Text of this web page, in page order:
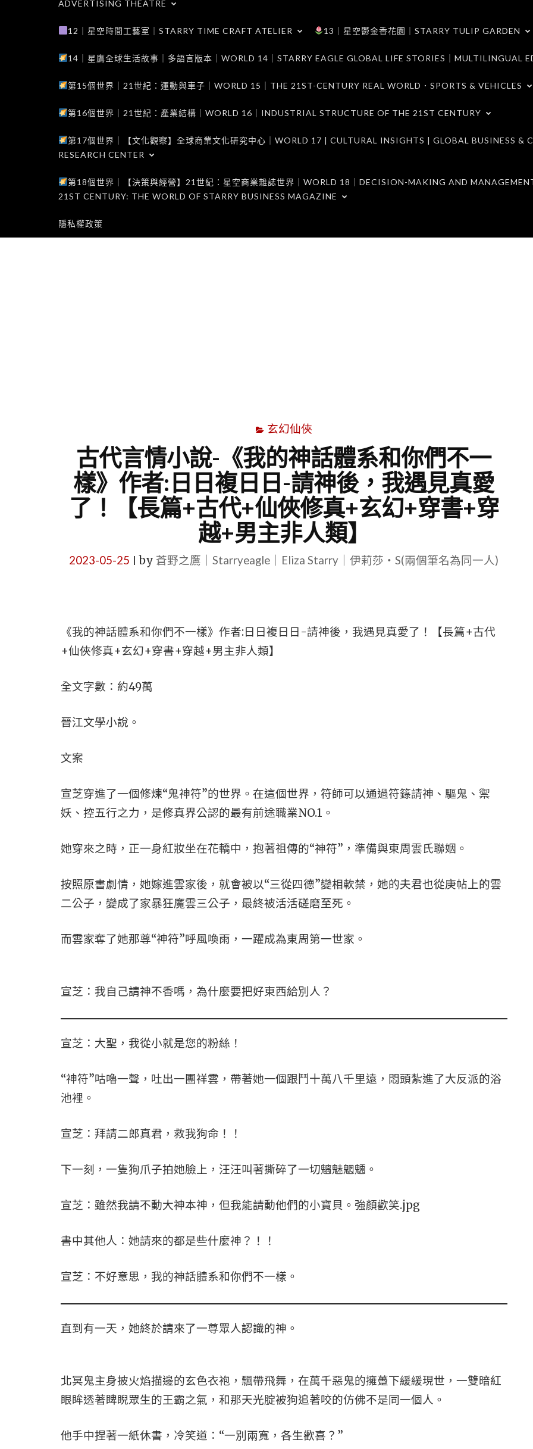
ADVERTISING THEATRE
12｜星空時間工藝室｜STARRY TIME CRAFT ATELIER 13｜星空鬱金香花園｜STARRY TULIP GARDEN
14｜星鷹全球生活故事｜多語言版本｜WORLD 14｜STARRY EAGLE GLOBAL LIFE STORIES｜MULTILINGUAL
第15個世界｜21世紀：運動與車子｜WORLD 15｜THE 21ST-CENTURY REAL WORLD．SPORTS & VEHICLES
第16個世界｜21世紀：產業結構｜WORLD 16｜INDUSTRIAL STRUCTURE OF THE 21ST CENTURY
第17個世界｜【文化觀察】全球商業文化研究中心｜WORLD 17 | CULTURAL INSIGHTS | GLOBAL BUSINESS &
RESEARCH CENTER
第18個世界｜【決策與經營】21世紀：星空商業雜誌世界｜WORLD 18｜DECISION-MAKING AND
21ST CENTURY: THE WORLD OF STARRY BUSINESS MAGAZINE
隱私權政策
玄幻仙俠
古代言情小說-《我的神話體系和你們不一
樣》作者:日日複日日-請神後，我遇見真愛
了！【長篇+古代+仙俠修真+玄幻+穿書+穿
越+男主非人類】
2023-05-25 by 蒼野之鷹｜Starryeagle｜Eliza Starry｜伊莉莎・S(兩個筆名為同一人)
《我的神話體系和你們不一樣》作者:日日複日日-請神後，我遇見真愛了！【長篇+古代
+仙俠修真+玄幻+穿書+穿越+男主非人類】
全文字數：約49萬
晉江文學小說。
文案
宣芝穿進了一個修煉“鬼神符”的世界。在這個世界，符師可以通過符籙請神、驅鬼、禦
妖、控五行之力，是修真界公認的最有前途職業NO.1。
她穿來之時，正一身紅妝坐在花轎中，抱著祖傳的“神符”，準備與東周雲氏聯姻。
按照原書劇情，她嫁進雲家後，就會被以“三從四德”變相軟禁，她的夫君也從庚帖上的雲
二公子，變成了家暴狂魔雲三公子，最終被活活磋磨至死。
而雲家奪了她那尊“神符”呼風喚雨，一躍成為東周第一世家。
宣芝：我自己請神不香嗎，為什麼要把好東西給別人？
宣芝：大聖，我從小就是您的粉絲！
“神符”咕嚕一聲，吐出一團祥雲，帶著她一個跟鬥十萬八千里遠，悶頭紮進了大反派的浴
池裡。
宣芝：拜請二郎真君，救我狗命！！
下一刻，一隻狗爪子拍她臉上，汪汪叫著撕碎了一切魑魅魍魎。
宣芝：雖然我請不動大神本神，但我能請動他們的小寶貝。強顏歡笑.jpg
書中其他人：她請來的都是些什麼神？！！
宣芝：不好意思，我的神話體系和你們不一樣。
直到有一天，她終於請來了一尊眾人認識的神。
北冥鬼主身披火焰描邊的玄色衣袍，飄帶飛舞，在萬千惡鬼的擁躉下緩緩現世，一雙暗紅
眼眸透著睥睨眾生的王霸之氣，和那天光腚被狗追著咬的仿佛不是同一個人。
他手中捏著一紙休書，冷笑道：“一別兩寬，各生歡喜？”